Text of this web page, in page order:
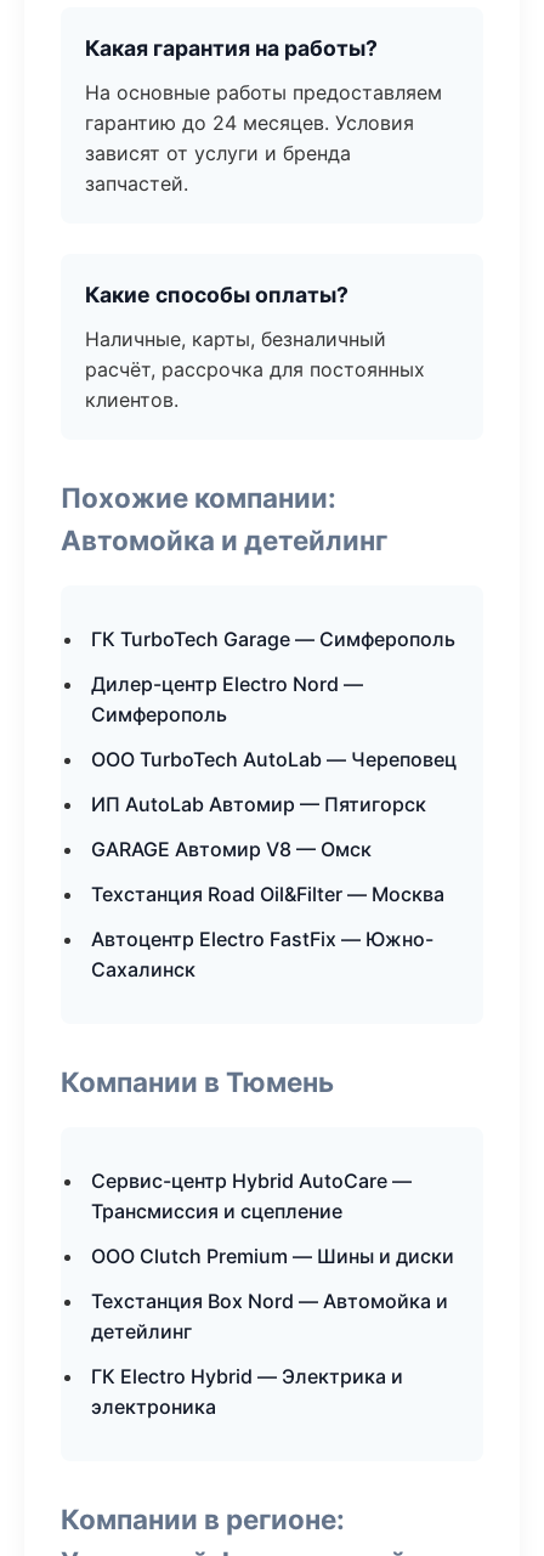
Какая гарантия на работы?
На основные работы предоставляем
гарантию до 24 месяцев. Условия
зависят от услуги и бренда
запчастей.
Какие способы оплаты?
Наличные, карты, безналичный
расчёт, рассрочка для постоянных
клиентов.
Похожие компании:
Автомойка и детейлинг
ГК TurboTech Garage — Симферополь
Дилер-центр Electro Nord —
Симферополь
ООО TurboTech AutoLab — Череповец
ИП AutoLab Автомир — Пятигорск
GARAGE Автомир V8 — Омск
Техстанция Road Oil&Filter — Москва
Автоцентр Electro FastFix — Южно-
Сахалинск
Компании в Тюмень
Сервис-центр Hybrid AutoCare —
Трансмиссия и сцепление
ООО Clutch Premium — Шины и диски
Техстанция Box Nord — Автомойка и
детейлинг
ГК Electro Hybrid — Электрика и
электроника
Компании в регионе: